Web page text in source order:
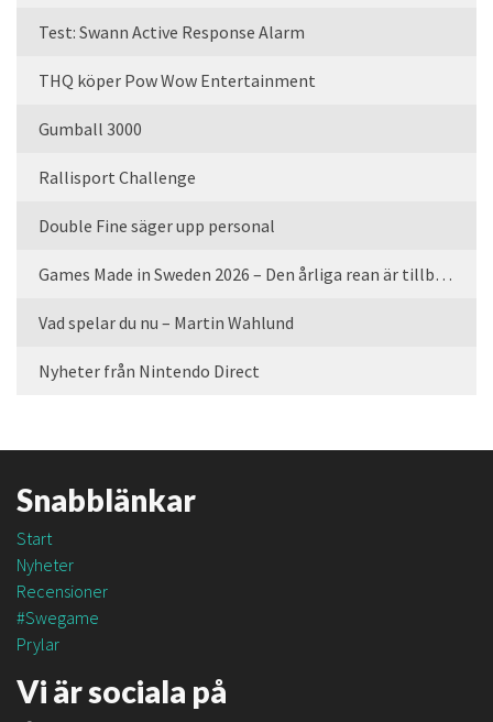
Test: Swann Active Response Alarm
THQ köper Pow Wow Entertainment
Gumball 3000
Rallisport Challenge
Double Fine säger upp personal
Games Made in Sweden 2026 – Den årliga rean är tillbaka
Vad spelar du nu – Martin Wahlund
Nyheter från Nintendo Direct
Snabblänkar
Start
Nyheter
Recensioner
#Swegame
Prylar
Vi är sociala på